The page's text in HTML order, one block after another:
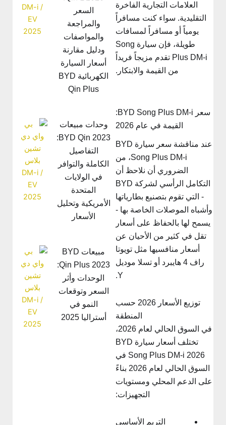
العلامات التجارية الفاخرة
التقليدية. سواء كنت مسافراً
يومياً أو مسافراً لمسافات
طويلة، فإن سيارة Song
Plus DM-i تقدم مزيجاً فريداً
من القيمة والابتكار.
سعر BYD Song Plus DM-i:
القيمة في عام 2026
عند مناقشة سعر سيارة BYD
Song Plus DM-i، من
الضروري أن نلاحظ أن
التكامل الرأسي لشركة BYD
- التي تقوم بتصنيع بطارياتها
الموصلات الخاصة بها -
يسمح لها بالحفاظ على أسعار
تقل في كثير من الأحيان عن
أسعار منافسيها مثل تويوتا
راف 4 هايبرد أو تسلا موديل
توزيع الأسعار 2026 حسب
المنطقة
في السوق الحالي لعام 2026،
تختلف أسعار سيارة BYD
Song Plus DM-i 2026 في
السوق الحالي لعام 2026 بناءً
الدعم المحلي ومستويات
التجهيزات:
التريم الأساسي
السعر
والمراجعة
والمواصفات
ودليل مقارنة
أسعار السيارة
الكهربائية BYD
Qin Plus
وحدات مبيعات
BYD Qin 2023:
التفاصيل
الكاملة والتوافر
في الولايات
المتحدة
الأمريكية وتحليل
الأسعار
مبيعات BYD
الوحدات وأثر
السعر وتوقعات
النمو في
أستراليا 2025